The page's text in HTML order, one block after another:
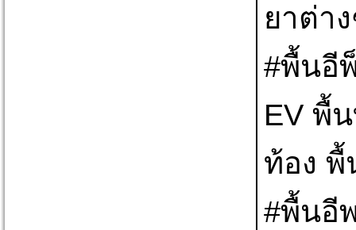
ยาต่า
#พื้นอี
EV พื้
ท้อง พื้
#พื้นอี